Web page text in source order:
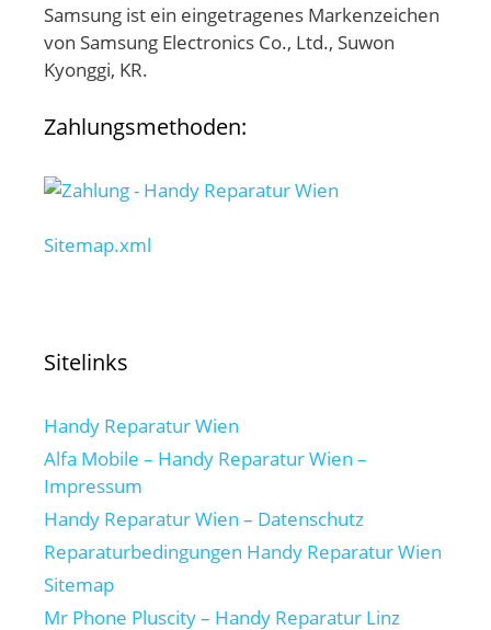
Samsung ist ein eingetragenes Markenzeichen
von Samsung Electronics Co., Ltd., Suwon
Kyonggi, KR.
Zahlungsmethoden:
Sitemap.xml
Sitelinks
Handy Reparatur Wien
Alfa Mobile – Handy Reparatur Wien –
Impressum
Handy Reparatur Wien – Datenschutz
Reparaturbedingungen Handy Reparatur Wien
Sitemap
Mr Phone Pluscity – Handy Reparatur Linz